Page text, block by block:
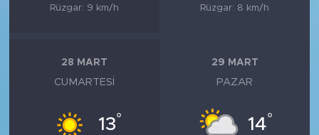
Rüzgar: 9 km/h
Rüzgar: 8 km/h
28 MART
CUMARTESI
13°
29 MART
PAZAR
14°